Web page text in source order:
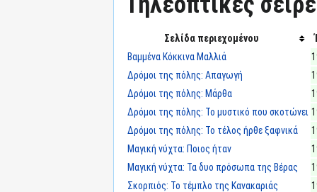
Σελίδα περιεχομένου
Βαμμένα Κόκκινα Μαλλιά
Δρόμοι της πόλης: Απαγωγή
Δρόμοι της πόλης: Μάρθα
Δρόμοι της πόλης: Το μυστικό που σκοτώνει
Δρόμοι της πόλης: Το τέλος ήρθε ξαφνικά
Μαγική νύχτα: Ποιος ήταν
Μαγική νύχτα: Τα δυο πρόσωπα της Βέρας
Σκορπιός: Το τέμπλο της Κανακαριάς